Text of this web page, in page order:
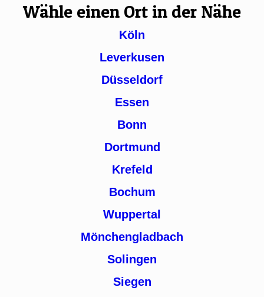
Wähle einen Ort in der Nähe
Köln
Leverkusen
Düsseldorf
Essen
Bonn
Dortmund
Krefeld
Bochum
Wuppertal
Mönchengladbach
Solingen
Siegen